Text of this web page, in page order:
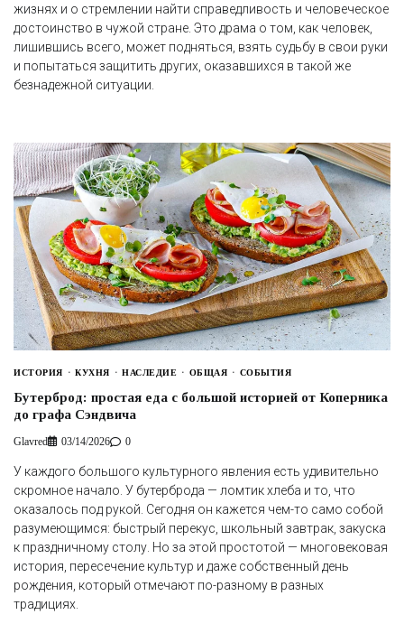
жизнях и о стремлении найти справедливость и человеческое
достоинство в чужой стране. Это драма о том, как человек,
лишившись всего, может подняться, взять судьбу в свои руки
и попытаться защитить других, оказавшихся в такой же
безнадежной ситуации.
ИСТОРИЯ КУХНЯ НАСЛЕДИЕ ОБЩАЯ СОБЫТИЯ
Бутерброд: простая еда с большой историей от Коперника
до графа Сэндвича
Glavred 03/14/2026 0
У каждого большого культурного явления есть удивительно
скромное начало. У бутерброда — ломтик хлеба и то, что
оказалось под рукой. Сегодня он кажется чем-то само собой
разумеющимся: быстрый перекус, школьный завтрак, закуска
к праздничному столу. Но за этой простотой — многовековая
история, пересечение культур и даже собственный день
рождения, который отмечают по-разному в разных
традициях.